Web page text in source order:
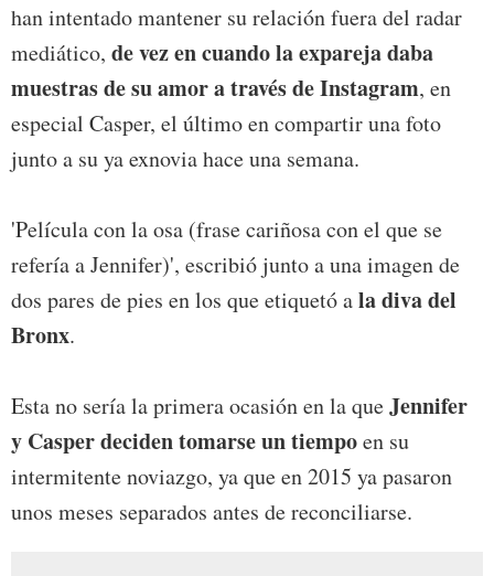
han intentado mantener su relación fuera del radar
mediático, de vez en cuando la expareja daba
muestras de su amor a través de Instagram, en
especial Casper, el último en compartir una foto
junto a su ya exnovia hace una semana.
'Película con la osa (frase cariñosa con el que se
refería a Jennifer)', escribió junto a una imagen de
dos pares de pies en los que etiquetó ala diva del
Bronx.
Esta no sería la primera ocasión en la queJennifer
y Casper deciden tomarse un tiempoen su
intermitente noviazgo, ya que en 2015 ya pasaron
unos meses separados antes de reconciliarse.